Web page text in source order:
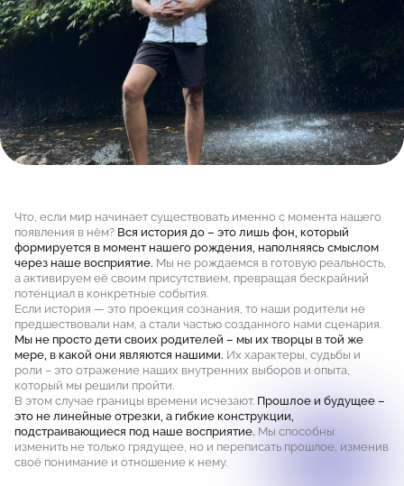
Что, если мир начинает существовать именно с момента нашего
появления в нём? Вся история до – это лишь фон, который
формируется в момент нашего рождения, наполняясь смыслом
через наше восприятие. Мы не рождаемся в готовую реальность,
а активируем её своим присутствием, превращая бескрайний
потенциал в конкретные события.
Если история — это проекция сознания, то наши родители не
предшествовали нам, а стали частью созданного нами сценария.
Мы не просто дети своих родителей – мы их творцы в той же
мере, в какой они являются нашими. Их характеры, судьбы и
роли – это отражение наших внутренних выборов и опыта,
который мы решили пройти.
В этом случае границы времени исчезают. Прошлое и будущее –
это не линейные отрезки, а гибкие конструкции,
подстраивающиеся под наше восприятие. Мы способны
изменить не только грядущее, но и переписать прошлое, изменив
своё понимание и отношение к нему.